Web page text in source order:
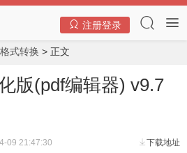
注册登录
格式转换 > 正文
版(pdf编辑器) v9.7
下载地址
09 21:47:30